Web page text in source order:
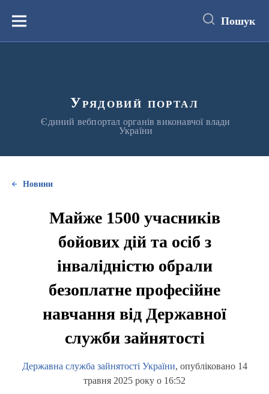
вмістуМеню Пошук
Урядовий портал
Єдиний вебпортал органів виконавчої влади
України
Новини
Майже 1500 учасників
бойових дій та осіб з
інвалідністю обрали
безоплатне професійне
навчання від Державної
служби зайнятості
Державна служба зайнятості України, опубліковано 14
травня 2025 року о 16:52